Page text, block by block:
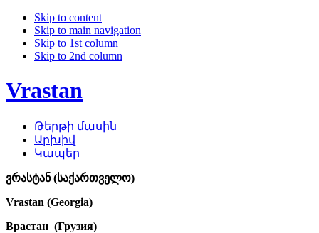
Skip to content
Skip to main navigation
Skip to 1st column
Skip to 2nd column
Vrastan
Թերթի մասին
Արխիվ
Կապեր
ვრასტან (საქართველო)
Vrastan (Georgia)
Врастан (Грузия)